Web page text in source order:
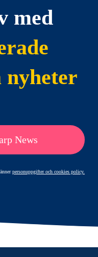
med
nyheter
News
personuppgifter och cookies policy.